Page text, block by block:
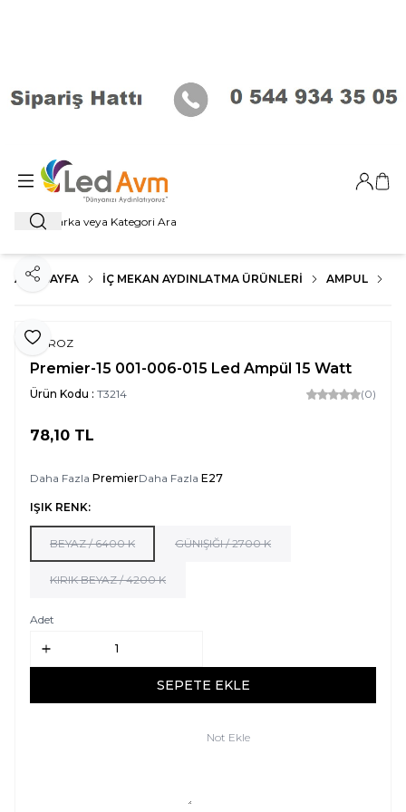
Ara
Giriş
ANA SAYFA İÇ MEKAN AYDINLATMA ÜRÜNLERI AMPUL
Favoriye Ekle
Paylaş
HOROZ
Premier-15 001-006-015 Led Ampül 15 Watt
Ürün Kodu : T3214 (0)
78,10 TL
Daha Fazla PremierDaha Fazla E27
IŞIK RENK:
BEYAZ / 6400 K GÜNIŞIĞI / 2700 K
KIRIK BEYAZ / 4200 K
Adet
SEPETE EKLE
Not Ekle